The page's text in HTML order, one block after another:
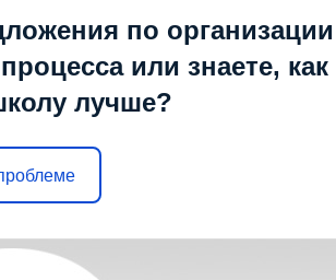
по организации
или знаете, как
лучше?